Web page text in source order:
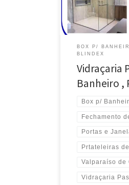
Blindex , Instala em
BOX P/
BLINDEX
Vidraçaria
Banheiro ,
Box p/
Fechamento
Portas e
Prtateleiras
Valparaíso de
Vidraçaria